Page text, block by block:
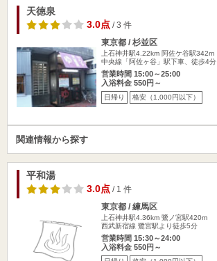
天徳泉
3.0点/ 3 件
東京都 / 杉並区
上石神井駅4.22km 阿佐ケ谷駅342m
中央線「阿佐ヶ谷」駅下車、徒歩4分
営業時間 15:00～25:00
入浴料金 550円～
日帰り 格安（1,000円以下）
関連情報から探す
平和湯
3.0点/ 1 件
東京都 / 練馬区
上石神井駅4.36km 鷺ノ宮駅420m
西武新宿線 鷺宮駅より徒歩5分
営業時間 15:30～24:00
入浴料金 550円～